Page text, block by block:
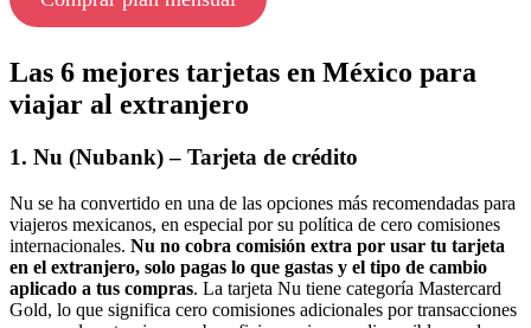
Las 6 mejores tarjetas en México para
viajar al extranjero
1. Nu (Nubank) – Tarjeta de crédito
Nu se ha convertido en una de las opciones más recomendadas para
viajeros mexicanos, en especial por su política de cero comisiones
internacionales. Nu no cobra comisión extra por usar tu tarjeta
en el extranjero, solo pagas lo que gastas y el tipo de cambio
aplicado a tus compras. La tarjeta Nu tiene categoría Mastercard
Gold, lo que significa cero comisiones adicionales por transacciones